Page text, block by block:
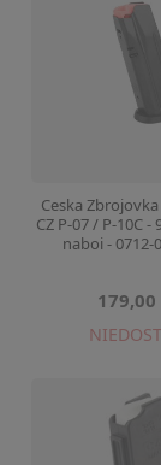
Ceska
CZ P-07 / P-10C -
naboi - 0712-
179,00